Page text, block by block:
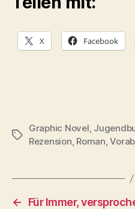
X Facebook
Schlagwörter
Graphic Novel,
Rezension, Roman,
←
Für Immer,